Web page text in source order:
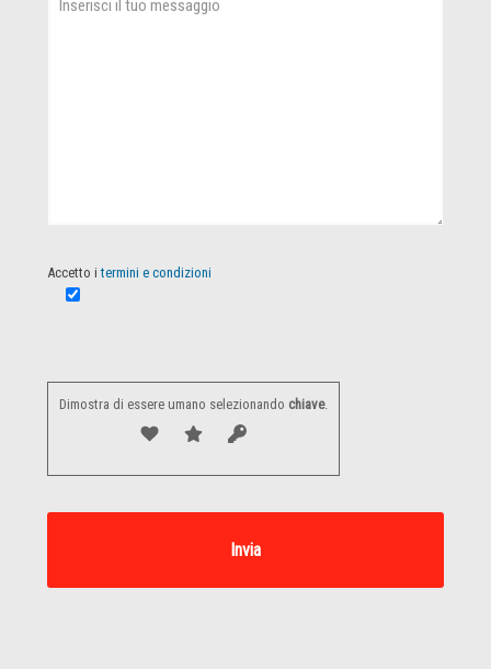
Accetto itermini e condizioni
Dimostra di essere umano selezionando chiave.